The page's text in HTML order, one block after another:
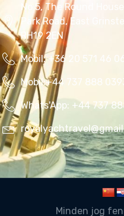
No 5, The Round
Park Road, East
RH19 2EN
Mobil: +36 20 571 46
Mobil:+44 737 888
Whats'App: +44 737
Minden jog